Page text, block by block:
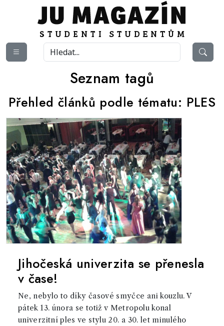
Seznam tagů
Přehled článků podle tématu: PLES
Jihočeská univerzita se přenesla
v čase!
Ne, nebylo to díky časové smyčce ani kouzlu. V
pátek 13. února se totiž v Metropolu konal
univerzitní ples ve stylu 20. a 30. let minulého